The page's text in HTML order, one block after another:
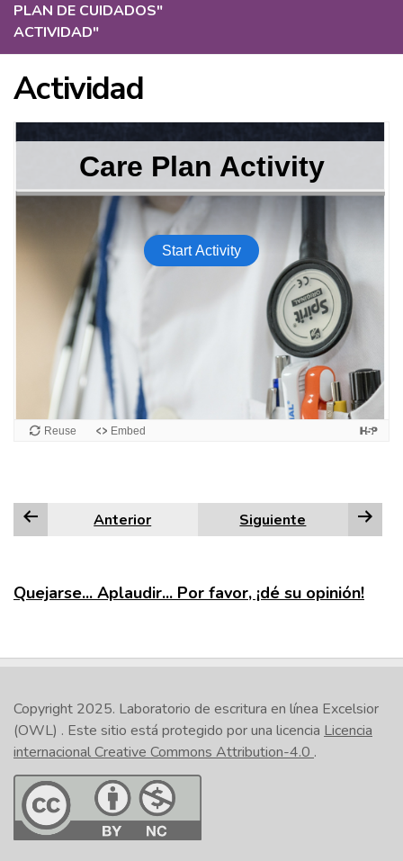
PLAN DE CUIDADOS"
ACTIVIDAD"
Actividad
Anterior Siguiente
Quejarse... Aplaudir... Por favor, ¡dé su opinión!
Copyright 2025. Laboratorio de escritura en línea Excelsior
(OWL) . Este sitio está protegido por una licencia Licencia
internacional Creative Commons Attribution-4.0 .